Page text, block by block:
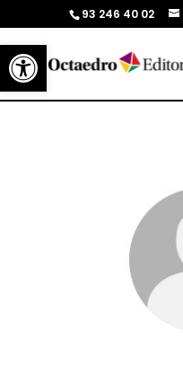
Abrir barra de herramientas
93 246 40 02